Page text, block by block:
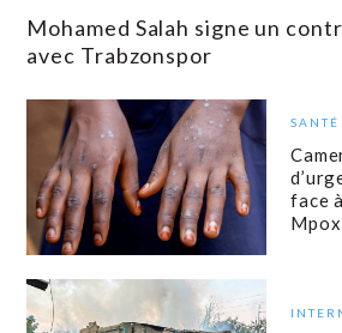
Mohamed Salah signe un
avec Trabzonspor
SANTÉ
face